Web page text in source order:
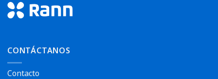
CONTÁCTANOS
Contacto